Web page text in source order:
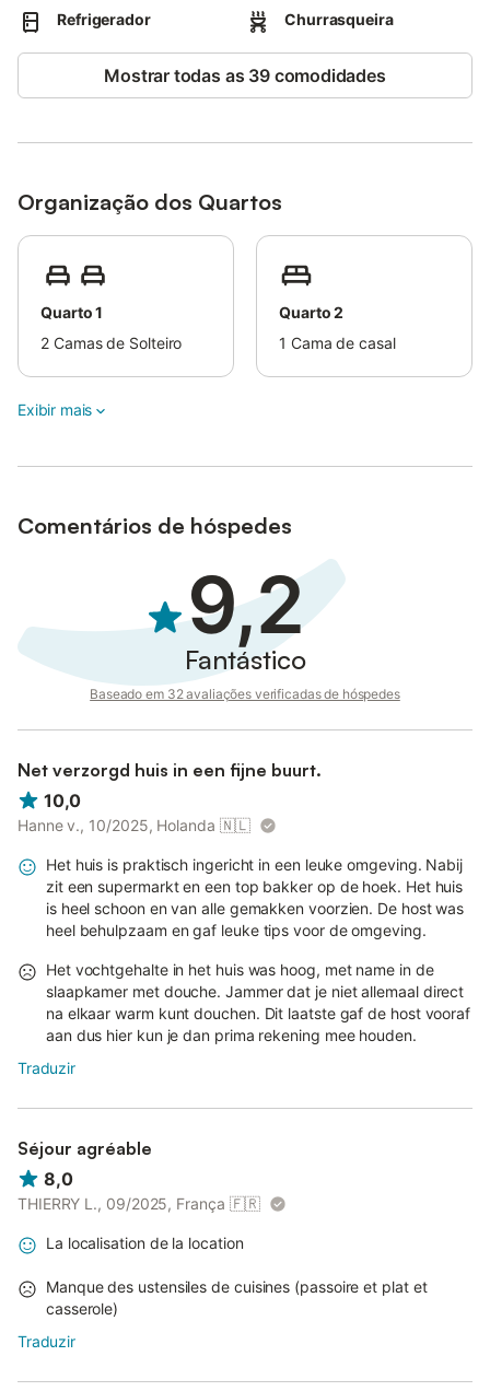
Refrigerador Churrasqueira
Mostrar todas as 39 comodidades
Organização dos Quartos
Quarto 1
2 Camas de Solteiro
Quarto 2
1 Cama de casal
Exibir mais
Comentários de hóspedes
9,2
Fantástico
Baseado em 32 avaliações verificadas de hóspedes
Net verzorgd huis in een fijne buurt.
10,0
Hanne v., 10/2025, Holanda 🇳🇱
Het huis is praktisch ingericht in een leuke omgeving. Nabij
zit een supermarkt en een top bakker op de hoek. Het huis
is heel schoon en van alle gemakken voorzien. De host was
heel behulpzaam en gaf leuke tips voor de omgeving.
Het vochtgehalte in het huis was hoog, met name in de
slaapkamer met douche. Jammer dat je niet allemaal direct
na elkaar warm kunt douchen. Dit laatste gaf de host vooraf
aan dus hier kun je dan prima rekening mee houden.
Traduzir
Séjour agréable
8,0
THIERRY L., 09/2025, França 🇫🇷
La localisation de la location
Manque des ustensiles de cuisines (passoire et plat et
casserole)
Traduzir